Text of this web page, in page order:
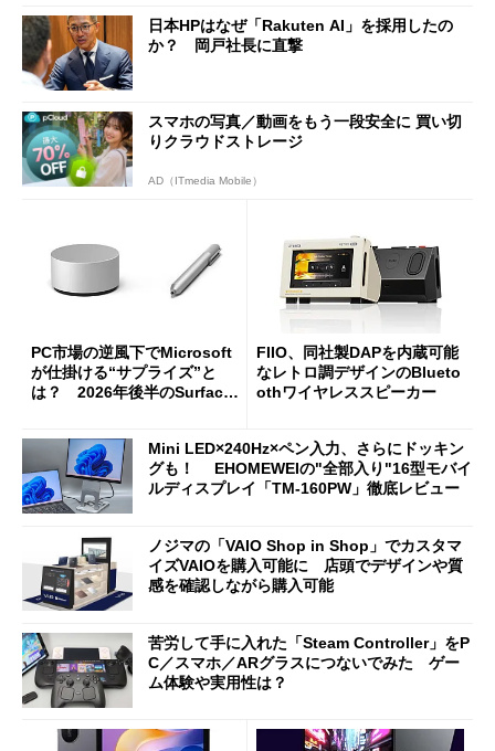
日本HPはなぜ「Rakuten AI」を採用したの
か？ 岡戸社長に直撃
スマホの写真／動画をもう一段安全に 買い切
りクラウドストレージ
AD（ITmedia Mobile）
PC市場の逆風下でMicrosoft
が仕掛ける“サプライズ”と
は？ 2026年後半のSurface
FIIO、同社製DAPを内蔵可能
なレトロ調デザインのBlueto
othワイヤレススピーカー
Mini LED×240Hz×ペン入力、さらにドッキン
グも！ EHOMEWEIの"全部入り"16型モバイ
ルディスプレイ「TM-160PW」徹底レビュー
ノジマの「VAIO Shop in Shop」でカスタマ
イズVAIOを購入可能に 店頭でデザインや質
感を確認しながら購入可能
苦労して手に入れた「Steam Controller」をP
C／スマホ／ARグラスにつないでみた ゲー
ム体験や実用性は？